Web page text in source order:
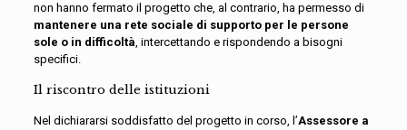
non hanno fermato il progetto che, al contrario, ha permesso di
mantenere una rete sociale di supporto per le persone
sole o in difficoltà, intercettando e rispondendo a bisogni
specifici.
Il riscontro delle istituzioni
Nel dichiararsi soddisfatto del progetto in corso, l’Assessore a